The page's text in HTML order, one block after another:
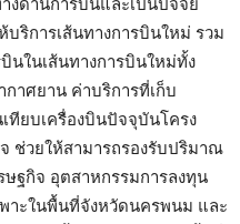
างด้านการบินและเป็นปัจจัย
ริการเส้นทางการบินใหม่ รวม
นในเส้นทางการบินใหม่ทั้ง
าศยาน ค่าบริการที่เก็บ
ทียบเครื่องบินปัจจุบันโครง
ช่วยให้สามารถรองรับปริมาณ
ษฐกิจ อุตสาหกรรมการลงทุน
าะในพื้นที่จังหวัดนครพนม และ